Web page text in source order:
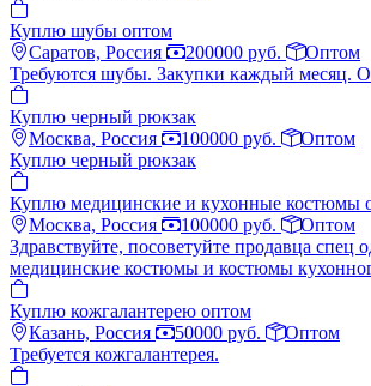
Куплю шубы оптом
Саратов, Россия
200000 руб.
Оптом
Требуются шубы. Закупки каждый месяц.
Куплю черный рюкзак
Москва, Россия
100000 руб.
Оптом
Куплю черный рюкзак
Куплю медицинские и кухонные костюмы
Москва, Россия
100000 руб.
Оптом
Здравствуйте, посоветуйте продавца
медицинские костюмы и костюмы
Куплю кожгалантерею оптом
Казань, Россия
50000 руб.
Оптом
Требуется кожгалантерея.